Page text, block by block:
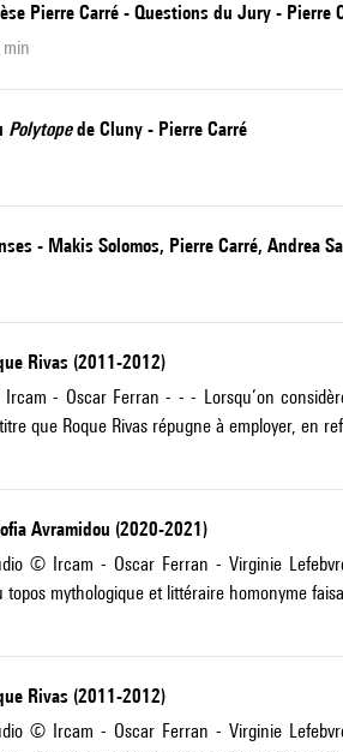
Pierre Carré - Questions du Jury - Pierre
Polytopede Cluny - Pierre Carré
- Makis Solomos, Pierre Carré, Andrea
Rivas (2011-2012)
- Oscar Ferran - - - Lorsqu’on
que Roque Rivas répugne à employer, en
Avramidou (2020-2021)
© Ircam - Oscar Ferran - Virginie
topos mythologique et littéraire homonyme
Rivas (2011-2012)
© Ircam - Oscar Ferran - Virginie